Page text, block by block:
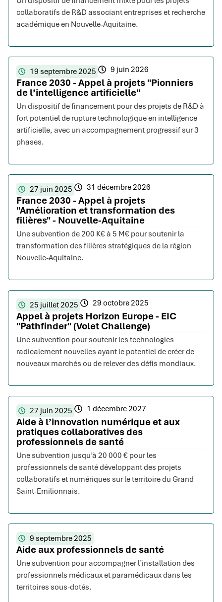
collaboratifs de R&D associant entreprises et recherche
académique en Nouvelle-Aquitaine.
19 septembre 2025 9 juin 2026
France 2030 - Appel à projets "Pionniers
de l’intelligence artificielle"
Un dispositif de financement pour des projets de R&D à
fort potentiel de rupture technologique en intelligence
artificielle, avec un accompagnement progressif sur 3
phases.
27 juin 2025 31 décembre 2026
France 2030 - Appel à projets
"Amélioration et transformation des
filières" - Nouvelle-Aquitaine
Une subvention de 200 K€ à 5 M€ pour soutenir la
transformation des filières stratégiques de la région
Nouvelle-Aquitaine.
25 juillet 2025 29 octobre 2025
Appel à projets Horizon Europe - EIC
"Pathfinder" (Volet Challenge)
Une subvention pour soutenir les technologies
radicalement nouvelles ayant le potentiel de créer de
nouveaux marchés ou de relever des défis mondiaux.
27 juin 2025 1 décembre 2027
Aide à l’innovation numérique et aux
pratiques collaboratives des
professionnels de santé
Une subvention jusqu’à 20 000 € pour les
professionnels de santé développant des projets
collaboratifs et numériques sur le territoire du Grand
Saint-Emilionnais.
9 septembre 2025
Aide aux professionnels de santé
Une subvention pour accompagner l’installation des
professionnels médicaux et paramédicaux dans les
territoires sous-dotés.